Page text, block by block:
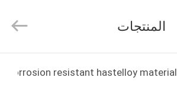
المنتجات
corrosion resistant hastelloy material التصنيع عبر الإنترنت